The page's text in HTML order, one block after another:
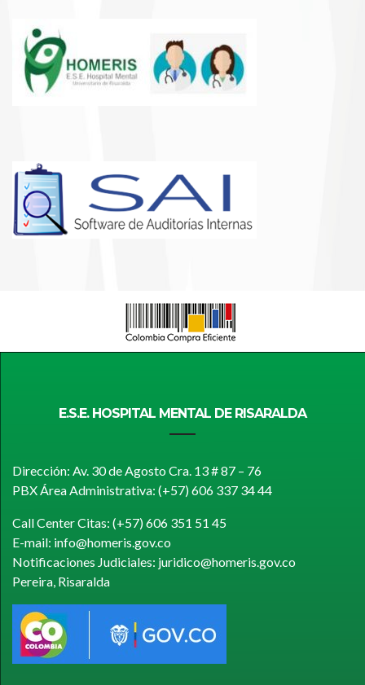
E.S.E. HOSPITAL MENTAL DE RISARALDA
Dirección: Av. 30 de Agosto Cra. 13 # 87 – 76
PBX Área Administrativa: (+57) 606 337 34 44
Call Center Citas: (+57) 606 351 51 45
E-mail: info@homeris.gov.co
Notificaciones Judiciales: juridico@homeris.gov.co
Pereira, Risaralda